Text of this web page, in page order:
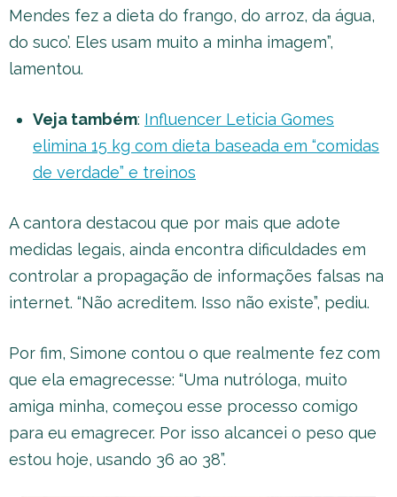
Mendes fez a dieta do frango, do arroz, da água,
do suco’. Eles usam muito a minha imagem”,
lamentou.
Veja também: Influencer Leticia Gomes
elimina 15 kg com dieta baseada em “comidas
de verdade” e treinos
A cantora destacou que por mais que adote
medidas legais, ainda encontra dificuldades em
controlar a propagação de informações falsas na
internet. “Não acreditem. Isso não existe”, pediu.
Por fim, Simone contou o que realmente fez com
que ela emagrecesse: “Uma nutróloga, muito
amiga minha, começou esse processo comigo
para eu emagrecer. Por isso alcancei o peso que
estou hoje, usando 36 ao 38”.